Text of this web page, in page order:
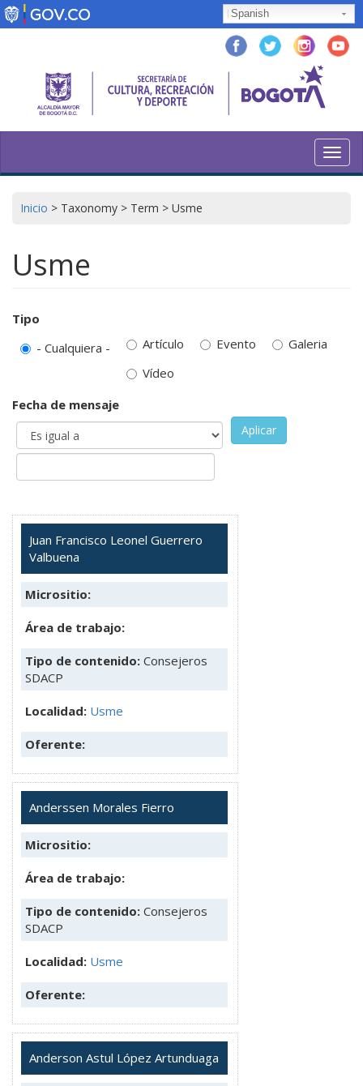
Pasar
al
Spanish
Inicio > Taxonomy > Term > Usme
Usme
Tipo
- Cualquiera -
Artículo Evento
Galeria
Vídeo
Fecha de mensaje
Aplicar
Juan Francisco Leonel Guerrero
Valbuena
Micrositio:
Área de trabajo:
Tipo de contenido: Consejeros
SDACP
Localidad: Usme
Oferente:
Anderssen Morales Fierro
Micrositio:
Área de trabajo:
Tipo de contenido: Consejeros
SDACP
Localidad: Usme
Oferente:
Anderson Astul López Artunduaga